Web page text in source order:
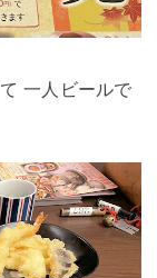
一人ビールで